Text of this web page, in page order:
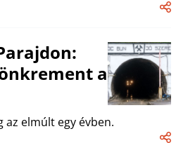
a
az elmúlt egy évben.